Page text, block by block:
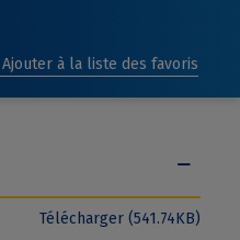
Ajouter à la liste des favoris
Télécharger (541.74KB)